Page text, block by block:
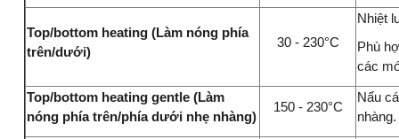
Top/bottom heating (Làm nóng phía
trên/dưới)
30 - 230°C
Nhiệt
Phù
các
Top/bottom heating gentle (Làm
nóng phía trên/phía dưới nhẹ nhàng)
150 - 230°C
Nấu